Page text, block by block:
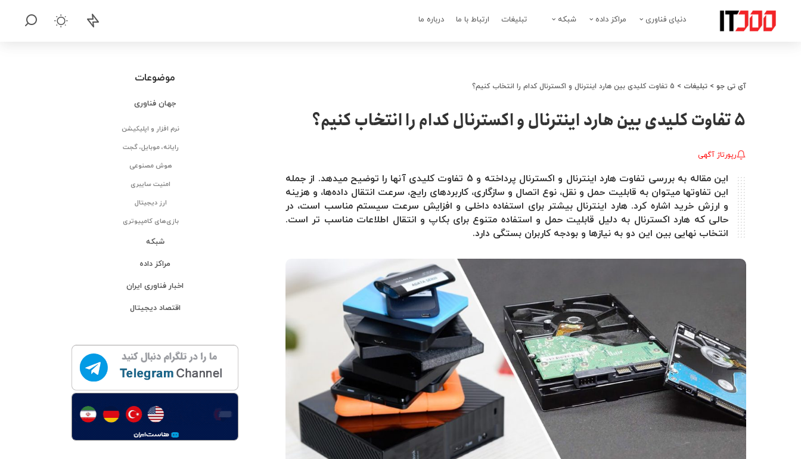
دنیای فناوری مراکز داده شبکه تبلیغات ارتباط با ما درباره ما
آی تی جو > تبلیغات > 5 تفاوت کلیدی بین هارد اینترنال و اکسترنال کدام را انتخاب کنیم؟
5 تفاوت کلیدی بین هارد اینترنال و اکسترنال کدام را انتخاب کنیم؟
رپورتاژ آگهی
این مقاله به بررسی تفاوت هارد اینترنال و اکسترنال پرداخته و 5 تفاوت کلیدی آنها را توضیح میدهد. از جمله
این تفاوتها میتوان به قابلیت حمل و نقل، نوع اتصال و سازگاری، کاربردهای رایج، سرعت انتقال داده‌ها، و هزینه
و ارزش خرید اشاره کرد. هارد اینترنال بیشتر برای استفاده داخلی و افزایش سرعت سیستم مناسب است، در
حالی که هارد اکسترنال به دلیل قابلیت حمل و استفاده متنوع برای بکاپ و انتقال اطلاعات مناسب تر است.
انتخاب نهایی بین این دو به نیازها و بودجه کاربران بستگی دارد.
موضوعات
جهان فناوری
نرم افزار و اپلیکیشن
رایانه، موبایل، گجت
هوش مصنوعی
امنیت سایبری
ارز دیجیتال
بازی‌های کامپیوتری
شبکه
مراکز داده
اخبار فناوری ایران
اقتصاد دیجیتال